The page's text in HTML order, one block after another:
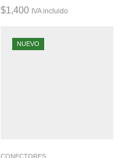
$1,400 IVA incluido
NUEVO
CONECTORES